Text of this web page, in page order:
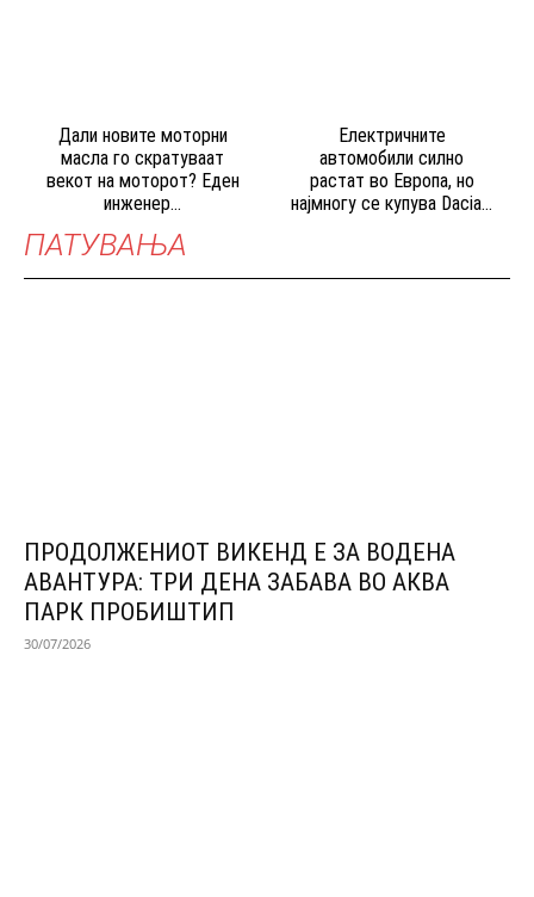
Дали новите моторни
масла го скратуваат
векот на моторот? Еден
инженер...
Електричните
автомобили силно
растат во Европа, но
најмногу се купува Dacia...
ПАТУВАЊА
ПРОДОЛЖЕНИОТ ВИКЕНД Е ЗА ВОДЕНА
АВАНТУРА: ТРИ ДЕНА ЗАБАВА ВО АКВА
ПАРК ПРОБИШТИП
30/07/2026